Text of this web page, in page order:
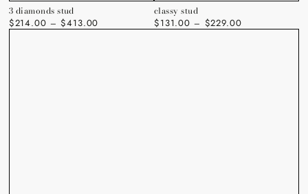
3 diamonds stud
Regulärer
$214.00 $413.00
classy stud
Regulärer
$131.00 $229.00